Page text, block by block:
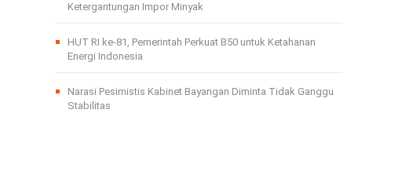
Ketergantungan Impor Minyak
HUT RI ke-81, Pemerintah Perkuat B50 untuk Ketahanan
Energi Indonesia
Narasi Pesimistis Kabinet Bayangan Diminta Tidak Ganggu
Stabilitas